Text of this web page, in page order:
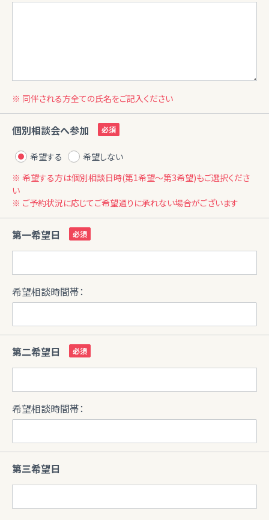
※ 同伴される方全ての氏名をご記入ください
個別相談会へ参加
希望する
希望しない
※ 希望する方は個別相談日時(第1希望〜第3希望)もご選択くださ
い
※ ご予約状況に応じてご希望通りに承れない場合がございます
第一希望日
希望相談時間帯：
第二希望日
希望相談時間帯：
第三希望日